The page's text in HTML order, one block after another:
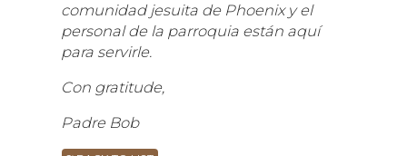
comunidad jesuita de Phoenix y el
personal de la parroquia están aquí
para servirle.
Con gratitude,
Padre Bob